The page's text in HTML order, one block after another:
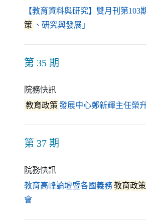
【教育資料與研究】雙月刊第103
策 、研究與發展」
第 35 期
院務快訊
教育政策 發展中心鄭新輝主任榮
第 37 期
院務快訊
教育高峰論壇暨各國義務教育政策
會（另開新視窗）